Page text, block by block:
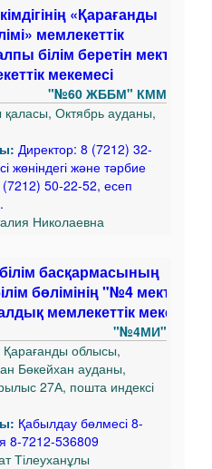
«Қарағанды
мемлекеттік
білім беретін мектебі»
мекемесі
"№60 ЖББМ" КММ
қаласы, Октябрь ауданы,
Директор: 8 (7212) 32-
жөніндегі және тәрбие
50-22-52, есеп
Николаевна
басқармасының
бөлімінің "№4 мектеп-
мемлекеттік мекемесі
"№4МИ"
Қарағанды облысы,
Бөкейхан ауданы,
27А, пошта индексі
Қабылдау бөлмесі 8-
8-7212-536809
Тілеуханұлы